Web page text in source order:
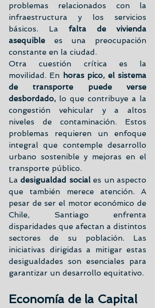
problemas relacionados con la
infraestructura y los servicios
básicos. La falta de vivienda
asequible es una preocupación
constante en la ciudad.
Otra cuestión crítica es la
movilidad. En horas pico, el sistema
de transporte puede verse
desbordado, lo que contribuye a la
congestión vehicular y a altos
niveles de contaminación. Estos
problemas requieren un enfoque
integral que contemple desarrollo
urbano sostenible y mejoras en el
transporte público.
La desigualdad social es un aspecto
que también merece atención. A
pesar de ser el motor económico de
Chile, Santiago enfrenta
disparidades que afectan a distintos
sectores de su población. Las
iniciativas dirigidas a mitigar estas
desigualdades son esenciales para
garantizar un desarrollo equitativo.
Economía de la Capital